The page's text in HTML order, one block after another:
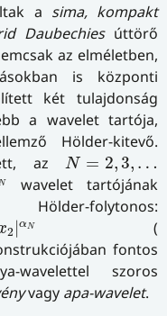
a sima, kompakt
Daubechiesúttörő
az elméletben,
is központi
két tulajdonság
a wavelet tartója,
Hölder-kitevő.
azN = 2,3, …
N=2,3,…
wavelet tartójának
folytonos:
2
αN
αN (
fontos
wavelettel szoros
vagy apa-wavelet.